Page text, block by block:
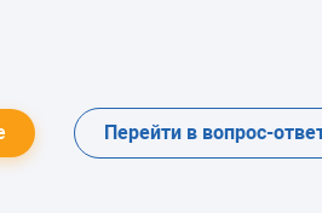
Перейти в вопрос-